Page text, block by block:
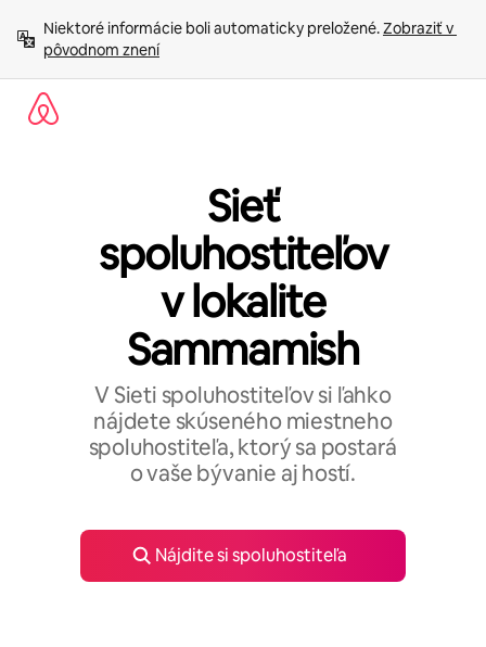
obsah.
Niektoré informácie boli automaticky preložené. Zobraziť v
pôvodnom znení
Sieť
spoluhostiteľov
v lokalite
Sammamish
V Sieti spoluhostiteľov si ľahko
nájdete skúseného miestneho
spoluhostiteľa, ktorý sa postará
o vaše bývanie aj hostí.
Nájdite si spoluhostiteľa